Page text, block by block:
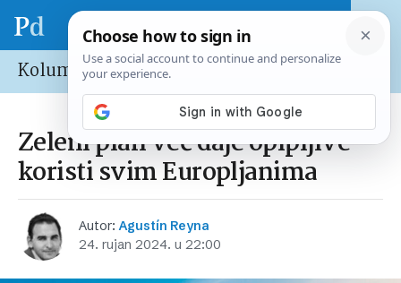
Kolumne
Zeleni plan već daje opipljive
koristi svim Europljanima
Autor:Agustín Reyna
24. rujan 2024. u 22:00